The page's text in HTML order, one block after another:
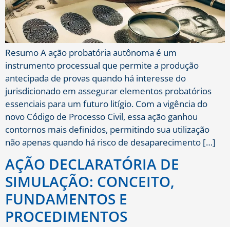
Resumo A ação probatória autônoma é um
instrumento processual que permite a produção
antecipada de provas quando há interesse do
jurisdicionado em assegurar elementos probatórios
essenciais para um futuro litígio. Com a vigência do
novo Código de Processo Civil, essa ação ganhou
contornos mais definidos, permitindo sua utilização
não apenas quando há risco de desaparecimento […]
AÇÃO DECLARATÓRIA DE
SIMULAÇÃO: CONCEITO,
FUNDAMENTOS E
PROCEDIMENTOS